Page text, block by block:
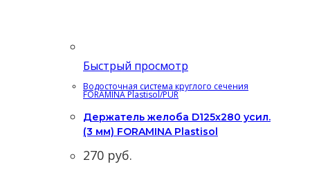
Быстрый просмотр
Водосточная система круглого сечения
FORAMINA Plastisol/PUR
Держатель желоба D125х280 усил.
(3 мм) FORAMINA Plastisol
270 руб.